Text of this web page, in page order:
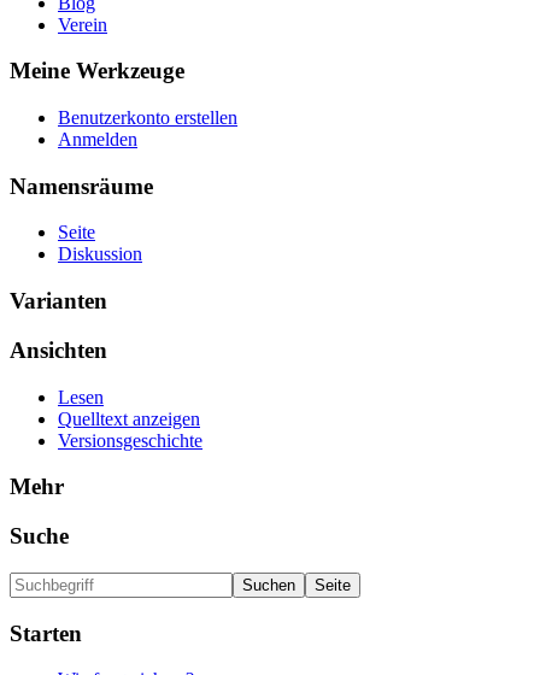
Verein
Meine Werkzeuge
Benutzerkonto erstellen
Anmelden
Namensräume
Seite
Diskussion
Varianten
Ansichten
Lesen
Quelltext anzeigen
Versionsgeschichte
Mehr
Suche
Starten